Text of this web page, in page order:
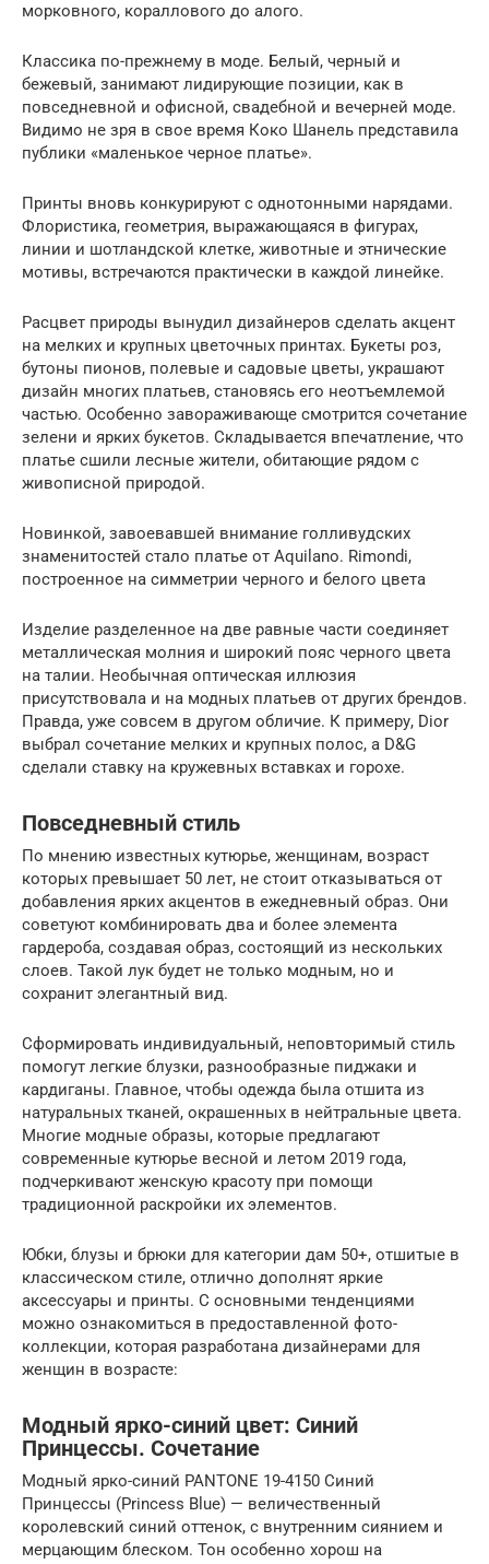
морковного, кораллового до алого.
Классика по-прежнему в моде. Белый, черный и
бежевый, занимают лидирующие позиции, как в
повседневной и офисной, свадебной и вечерней моде.
Видимо не зря в свое время Коко Шанель представила
публики «маленькое черное платье».
Принты вновь конкурируют с однотонными нарядами.
Флористика, геометрия, выражающаяся в фигурах,
линии и шотландской клетке, животные и этнические
мотивы, встречаются практически в каждой линейке.
Расцвет природы вынудил дизайнеров сделать акцент
на мелких и крупных цветочных принтах. Букеты роз,
бутоны пионов, полевые и садовые цветы, украшают
дизайн многих платьев, становясь его неотъемлемой
частью. Особенно завораживающе смотрится сочетание
зелени и ярких букетов. Складывается впечатление, что
платье сшили лесные жители, обитающие рядом с
живописной природой.
Новинкой, завоевавшей внимание голливудских
знаменитостей стало платье от Aquilano. Rimondi,
построенное на симметрии черного и белого цвета
Изделие разделенное на две равные части соединяет
металлическая молния и широкий пояс черного цвета
на талии. Необычная оптическая иллюзия
присутствовала и на модных платьев от других брендов.
Правда, уже совсем в другом обличие. К примеру, Dior
выбрал сочетание мелких и крупных полос, а D&G
сделали ставку на кружевных вставках и горохе.
Повседневный стиль
По мнению известных кутюрье, женщинам, возраст
которых превышает 50 лет, не стоит отказываться от
добавления ярких акцентов в ежедневный образ. Они
советуют комбинировать два и более элемента
гардероба, создавая образ, состоящий из нескольких
слоев. Такой лук будет не только модным, но и
сохранит элегантный вид.
Сформировать индивидуальный, неповторимый стиль
помогут легкие блузки, разнообразные пиджаки и
кардиганы. Главное, чтобы одежда была отшита из
натуральных тканей, окрашенных в нейтральные цвета.
Многие модные образы, которые предлагают
современные кутюрье весной и летом 2019 года,
подчеркивают женскую красоту при помощи
традиционной раскройки их элементов.
Юбки, блузы и брюки для категории дам 50+, отшитые в
классическом стиле, отлично дополнят яркие
аксессуары и принты. С основными тенденциями
можно ознакомиться в предоставленной фото-
коллекции, которая разработана дизайнерами для
женщин в возрасте:
Модный ярко-синий цвет: Синий
Принцессы. Сочетание
Модный ярко-синий PANTONE 19-4150 Синий
Принцессы (Princess Blue) — величественный
королевский синий оттенок, с внутренним сиянием и
мерцающим блеском. Тон особенно хорош на